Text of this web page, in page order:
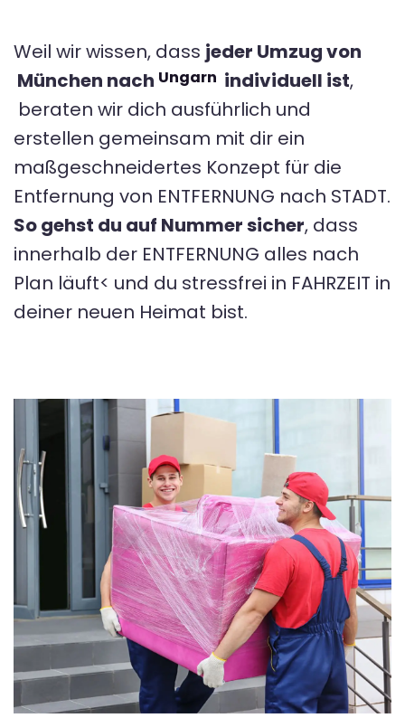
Weil wir wissen, dass jeder Umzug von
München nach Ungarn individuell ist,
beraten wir dich ausführlich und
erstellen gemeinsam mit dir ein
maßgeschneidertes Konzept für die
Entfernung von ENTFERNUNG nach STADT.
So gehst du auf Nummer sicher, dass
innerhalb der ENTFERNUNG alles nach
Plan läuft< und du stressfrei in FAHRZEIT in
deiner neuen Heimat bist.